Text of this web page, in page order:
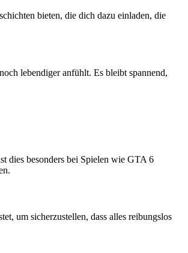
bieten, die dich dazu einladen, die
lebendiger anfühlt. Es bleibt spannend,
dies besonders bei Spielen wie GTA 6
um sicherzustellen, dass alles reibungslos